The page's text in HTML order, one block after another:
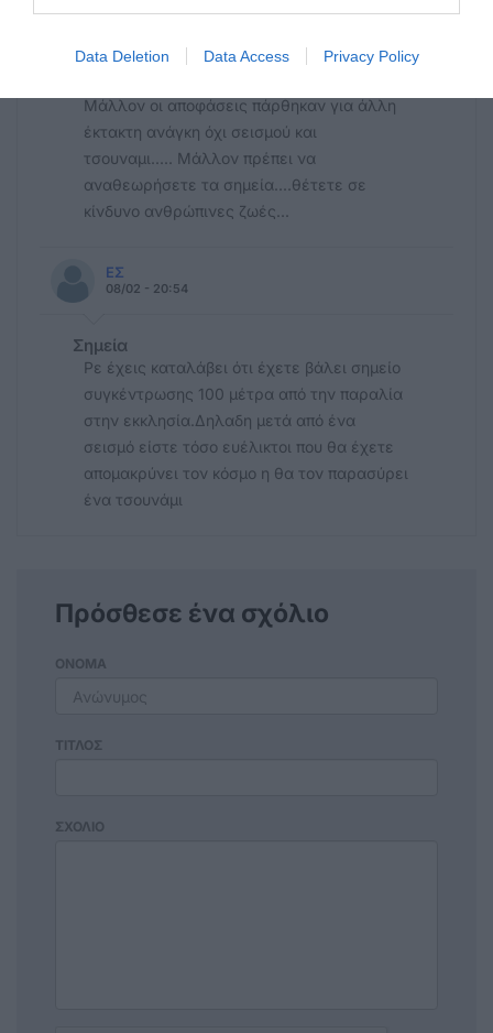
Data Deletion Data Access Privacy Policy
Ανώνυμος
Μάλλον οι αποφάσεις πάρθηκαν για άλλη
έκτακτη ανάγκη όχι σεισμού και
τσουναμι..... Μάλλον πρέπει να
αναθεωρήσετε τα σημεία....θέτετε σε
κίνδυνο ανθρώπινες ζωές...
ΕΣ
08/02 - 20:54
Σημεία
Ρε έχεις καταλάβει ότι έχετε βάλει σημείο
συγκέντρωσης 100 μέτρα από την παραλία
στην εκκλησία.Δηλαδη μετά από ένα
σεισμό είστε τόσο ευέλικτοι που θα έχετε
απομακρύνει τον κόσμο η θα τον παρασύρει
ένα τσουνάμι
Πρόσθεσε ένα σχόλιο
ΟΝΟΜΑ
ΤΙΤΛΟΣ
ΣΧΟΛΙΟ